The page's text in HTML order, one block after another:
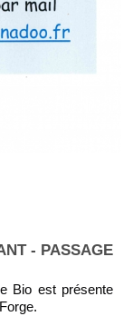
- PASSAGE
Bio est présente